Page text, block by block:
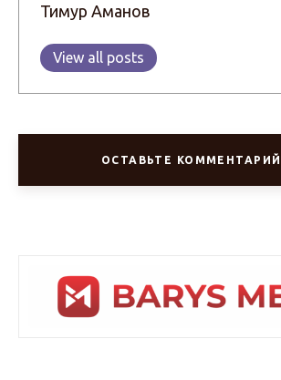
Тимур Аманов
View all posts
ОСТАВЬТЕ КОММЕНТАРИЙ